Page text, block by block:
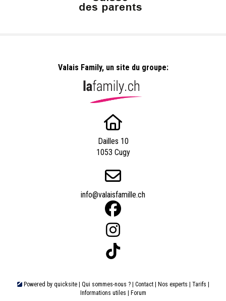
Valais Family, un site du groupe:
Dailles 10
1053 Cugy
info@valaisfamille.ch
Powered by quicksite | Qui sommes-nous ?| Contact| Nos experts | Tarifs |
Informations utiles | Forum